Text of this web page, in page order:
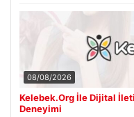
08/08/2026
Kelebek.Org İle Dijital
Deneyimi